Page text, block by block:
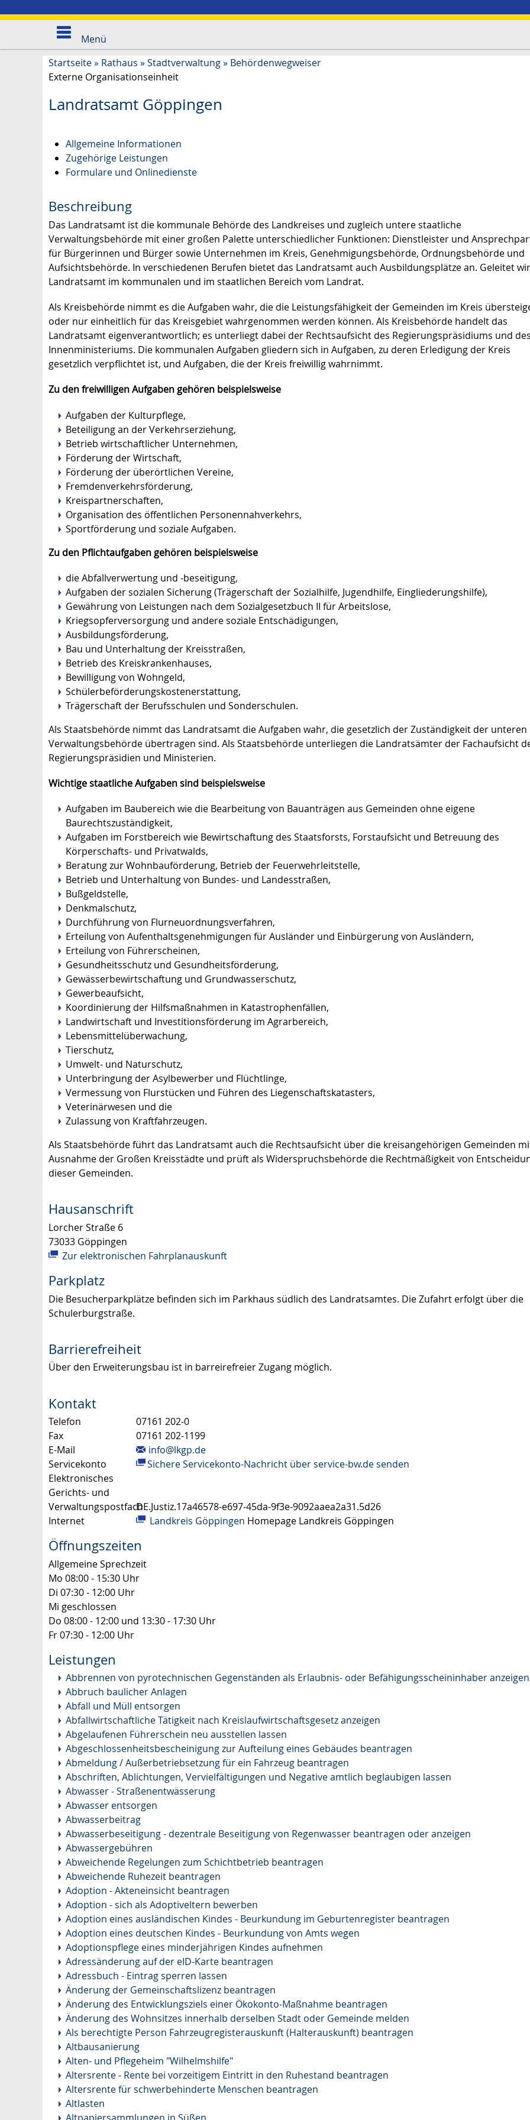
Menü
Startseite» Rathaus »Stadtverwaltung» Behördenwegweiser
Externe Organisationseinheit
Landratsamt Göppingen
Allgemeine Informationen
Zugehörige Leistungen
Formulare und Onlinedienste
Beschreibung
Das Landratsamt ist die kommunale Behörde des Landkreises und zugleich untere staatliche
Verwaltungsbehörde mit einer großen Palette unterschiedlicher Funktionen: Dienstleister und
für Bürgerinnen und Bürger sowie Unternehmen im Kreis, Genehmigungsbehörde, Ordnungsbehörde und
Aufsichtsbehörde. In verschiedenen Berufen bietet das Landratsamt auch Ausbildungsplätze an. Geleitet
Landratsamt im kommunalen und im staatlichen Bereich vom Landrat.
Als Kreisbehörde nimmt es die Aufgaben wahr, die die Leistungsfähigkeit der Gemeinden im Kreis
oder nur einheitlich für das Kreisgebiet wahrgenommen werden können. Als Kreisbehörde handelt das
Landratsamt eigenverantwortlich; es unterliegt dabei der Rechtsaufsicht des Regierungspräsidiums und des
Innenministeriums. Die kommunalen Aufgaben gliedern sich in Aufgaben, zu deren Erledigung der Kreis
gesetzlich verpflichtet ist, und Aufgaben, die der Kreis freiwillig wahrnimmt.
Zu den freiwilligen Aufgaben gehören beispielsweise
Aufgaben der Kulturpflege,
Beteiligung an der Verkehrserziehung,
Betrieb wirtschaftlicher Unternehmen,
Förderung der Wirtschaft,
Förderung der überörtlichen Vereine,
Fremdenverkehrsförderung,
Kreispartnerschaften,
Organisation des öffentlichen Personennahverkehrs,
Sportförderung und soziale Aufgaben.
Zu den Pflichtaufgaben gehören beispielsweise
die Abfallverwertung und -beseitigung,
Aufgaben der sozialen Sicherung (Trägerschaft der Sozialhilfe, Jugendhilfe, Eingliederungshilfe),
Gewährung von Leistungen nach dem Sozialgesetzbuch II für Arbeitslose,
Kriegsopferversorgung und andere soziale Entschädigungen,
Ausbildungsförderung,
Bau und Unterhaltung der Kreisstraßen,
Betrieb des Kreiskrankenhauses,
Bewilligung von Wohngeld,
Schülerbeförderungskostenerstattung,
Trägerschaft der Berufsschulen und Sonderschulen.
Als Staatsbehörde nimmt das Landratsamt die Aufgaben wahr, die gesetzlich der Zuständigkeit der unteren
Verwaltungsbehörde übertragen sind. Als Staatsbehörde unterliegen die Landratsämter der Fachaufsicht
Regierungspräsidien und Ministerien.
Wichtige staatliche Aufgaben sind beispielsweise
Aufgaben im Baubereich wie die Bearbeitung von Bauanträgen aus Gemeinden ohne eigene
Baurechtszuständigkeit,
Aufgaben im Forstbereich wie Bewirtschaftung des Staatsforsts, Forstaufsicht und Betreuung des
Körperschafts- und Privatwalds,
Beratung zur Wohnbauförderung, Betrieb der Feuerwehrleitstelle,
Betrieb und Unterhaltung von Bundes- und Landesstraßen,
Bußgeldstelle,
Denkmalschutz,
Durchführung von Flurneuordnungsverfahren,
Erteilung von Aufenthaltsgenehmigungen für Ausländer und Einbürgerung von Ausländern,
Erteilung von Führerscheinen,
Gesundheitsschutz und Gesundheitsförderung,
Gewässerbewirtschaftung und Grundwasserschutz,
Gewerbeaufsicht,
Koordinierung der Hilfsmaßnahmen in Katastrophenfällen,
Landwirtschaft und Investitionsförderung im Agrarbereich,
Lebensmittelüberwachung,
Tierschutz,
Umwelt- und Naturschutz,
Unterbringung der Asylbewerber und Flüchtlinge,
Vermessung von Flurstücken und Führen des Liegenschaftskatasters,
Veterinärwesen und die
Zulassung von Kraftfahrzeugen.
Als Staatsbehörde führt das Landratsamt auch die Rechtsaufsicht über die kreisangehörigen Gemeinden
Ausnahme der Großen Kreisstädte und prüft als Widerspruchsbehörde die Rechtmäßigkeit von
dieser Gemeinden.
Hausanschrift
Lorcher Straße 6
73033 Göppingen
Zur elektronischen Fahrplanauskunft
Parkplatz
Die Besucherparkplätze befinden sich im Parkhaus südlich des Landratsamtes. Die Zufahrt erfolgt über die
Schulerburgstraße.
Barrierefreiheit
Über den Erweiterungsbau ist in barreirefreier Zugang möglich.
Kontakt
Telefon
07161 202-0
Fax
07161 202-1199
E-Mail
info@lkgp.de
Servicekonto
Sichere Servicekonto-Nachricht über service-bw.de senden
Elektronisches
Gerichts- und
VerwaltungspostfachDE.Justiz.17a46578-e697-45da-9f3e-9092aaea2a31.5d26
Internet
Landkreis Göppingen Homepage Landkreis Göppingen
Öffnungszeiten
Allgemeine Sprechzeit
Mo 08:00 - 15:30 Uhr
Di 07:30 - 12:00 Uhr
Mi geschlossen
Do 08:00 - 12:00 und 13:30 - 17:30 Uhr
Fr07:30 - 12:00 Uhr
Leistungen
Abbrennen von pyrotechnischen Gegenständen als Erlaubnis- oder Befähigungsscheininhaber anzeigen
Abbruch baulicher Anlagen
Abfall und Müll entsorgen
Abfallwirtschaftliche Tätigkeit nach Kreislaufwirtschaftsgesetz anzeigen
Abgelaufenen Führerschein neu ausstellen lassen
Abgeschlossenheitsbescheinigung zur Aufteilung eines Gebäudes beantragen
Abmeldung / Außerbetriebsetzung für ein Fahrzeug beantragen
Abschriften, Ablichtungen, Vervielfältigungen und Negative amtlich beglaubigen lassen
Abwasser - Straßenentwässerung
Abwasser entsorgen
Abwasserbeitrag
Abwasserbeseitigung - dezentrale Beseitigung von Regenwasser beantragen oder anzeigen
Abwassergebühren
Abweichende Regelungen zum Schichtbetrieb beantragen
Abweichende Ruhezeit beantragen
Adoption - Akteneinsicht beantragen
Adoption - sich als Adoptiveltern bewerben
Adoption eines ausländischen Kindes - Beurkundung im Geburtenregister beantragen
Adoption eines deutschen Kindes - Beurkundung von Amts wegen
Adoptionspflege eines minderjährigen Kindes aufnehmen
Adressänderung auf der eID-Karte beantragen
Adressbuch - Eintrag sperren lassen
Änderung der Gemeinschaftslizenz beantragen
Änderung des Entwicklungsziels einer Ökokonto-Maßnahme beantragen
Änderung des Wohnsitzes innerhalb derselben Stadt oder Gemeinde melden
Als berechtigte Person Fahrzeugregisterauskunft (Halterauskunft) beantragen
Altbausanierung
Alten- und Pflegeheim "Wilhelmshilfe"
Altersrente - Rente bei vorzeitigem Eintritt in den Ruhestand beantragen
Altersrente für schwerbehinderte Menschen beantragen
Altlasten